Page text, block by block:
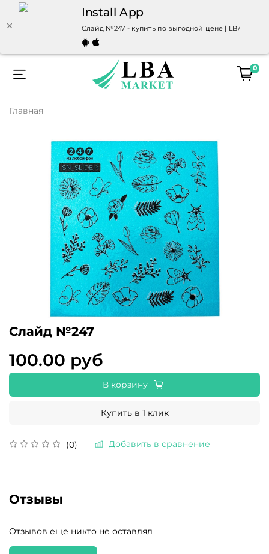
Install App
Слайд №247 - купить по выгодной цене |
0
Главная
Слайд №247
(0) Добавить в сравнение
100.00 руб
В корзину
Купить в 1 клик
Отзывы
Отзывов еще никто не оставлял